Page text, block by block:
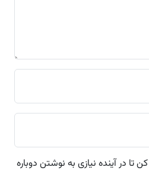
تا در آینده نیازی به نوشتن دوباره